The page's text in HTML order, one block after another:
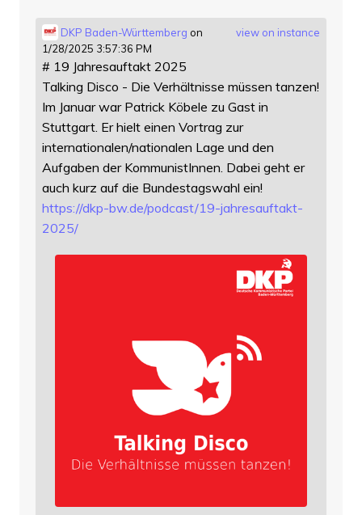
view on instance
DKP Baden-Württemberg on
1/28/2025 3:57:36 PM
# 19 Jahresauftakt 2025
Talking Disco - Die Verhältnisse müssen tanzen!
Im Januar war Patrick Köbele zu Gast in
Stuttgart. Er hielt einen Vortrag zur
internationalen/nationalen Lage und den
Aufgaben der KommunistInnen. Dabei geht er
auch kurz auf die Bundestagswahl ein!
https://dkp-bw.de/podcast/19-jahresauftakt-
2025/